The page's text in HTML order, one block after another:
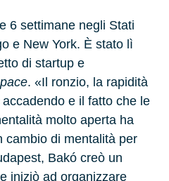
6 settimane negli Stati
e New York. È stato lì
di startup e
. «Il ronzio, la rapidità
e il fatto che le
molto aperta ha
cambio di mentalità per
Bakó creò un
iniziò ad organizzare